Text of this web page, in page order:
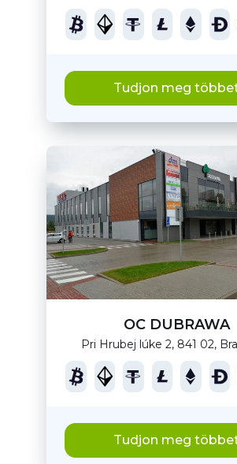
Tudjon meg
OC DUBRAWA
Pri Hrubej lúke 2, 841 02,
Tudjon meg